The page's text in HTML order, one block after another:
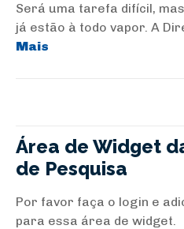
Será uma tarefa difícil,
já estão à todo vapor. A
Mais
Área de Widget
de Pesquisa
Por favor faça o login e
para essa área de widget.